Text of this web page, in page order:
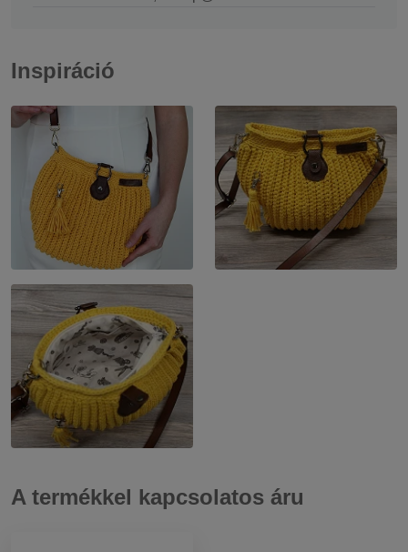
Inspiráció
A termékkel kapcsolatos áru